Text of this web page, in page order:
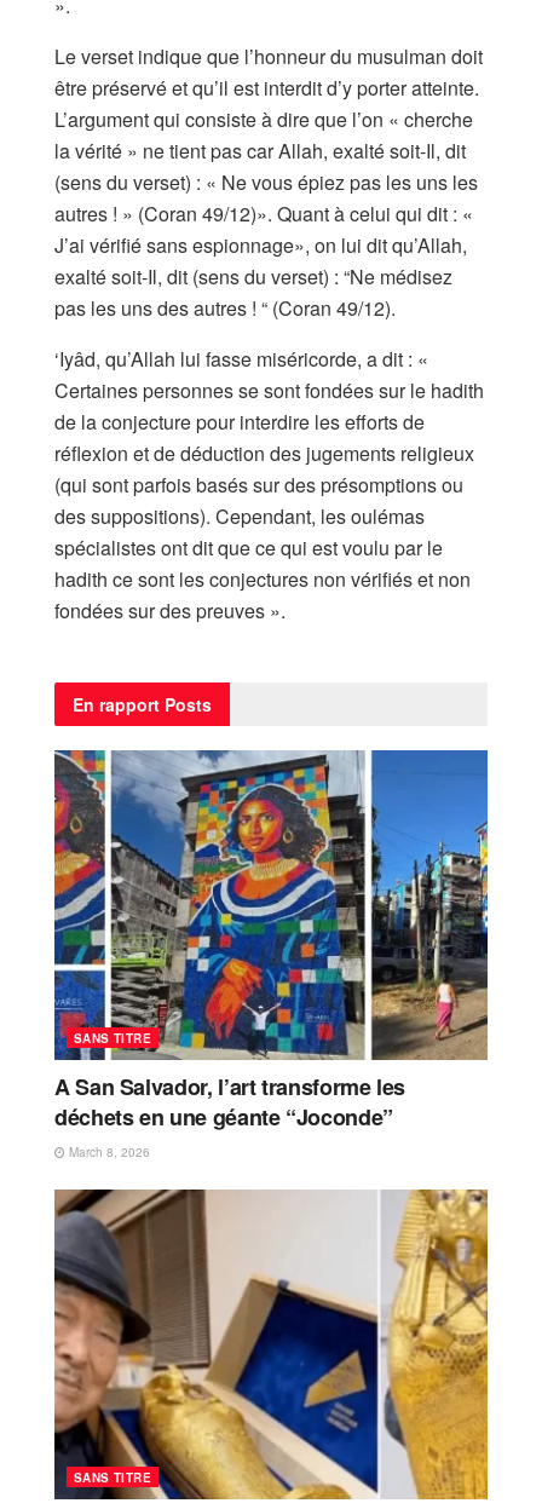
».
Le verset indique que l’honneur du musulman doit
être préservé et qu’il est interdit d’y porter atteinte.
L’argument qui consiste à dire que l’on « cherche
la vérité » ne tient pas car Allah, exalté soit-Il, dit
(sens du verset) : « Ne vous épiez pas les uns les
autres ! » (Coran 49/12)». Quant à celui qui dit : «
J’ai vérifié sans espionnage», on lui dit qu’Allah,
exalté soit-Il, dit (sens du verset) : “Ne médisez
pas les uns des autres ! “ (Coran 49/12).
‘Iyâd, qu’Allah lui fasse miséricorde, a dit : «
Certaines personnes se sont fondées sur le hadith
de la conjecture pour interdire les efforts de
réflexion et de déduction des jugements religieux
(qui sont parfois basés sur des présomptions ou
des suppositions). Cependant, les oulémas
spécialistes ont dit que ce qui est voulu par le
hadith ce sont les conjectures non vérifiés et non
fondées sur des preuves ».
En rapport Posts
SANS TITRE
A San Salvador, l’art transforme les
déchets en une géante “Joconde”
March 8, 2026
SANS TITRE